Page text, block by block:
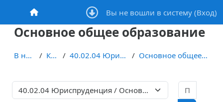
Перейти к основному содержанию
В начало Вы не вошли в систему (Вход)
Основное общее образование
В начало Курсы 40.02.04 Юриспруденция Основное общее образование
Категории курсов